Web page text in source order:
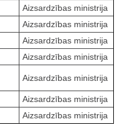
Aizsardzības ministrija
Aizsardzības ministrija
Aizsardzības ministrija
Aizsardzības ministrija
Aizsardzības ministrija
Aizsardzības ministrija
Aizsardzības ministrija